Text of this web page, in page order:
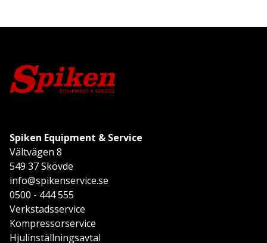
Spiken Equipment & Service
Vältvägen 8
549 37 Skövde
info@spikenservice.se
0500 - 444 555
Verkstadsservice
Kompressorservice
Hjulinställningsavtal